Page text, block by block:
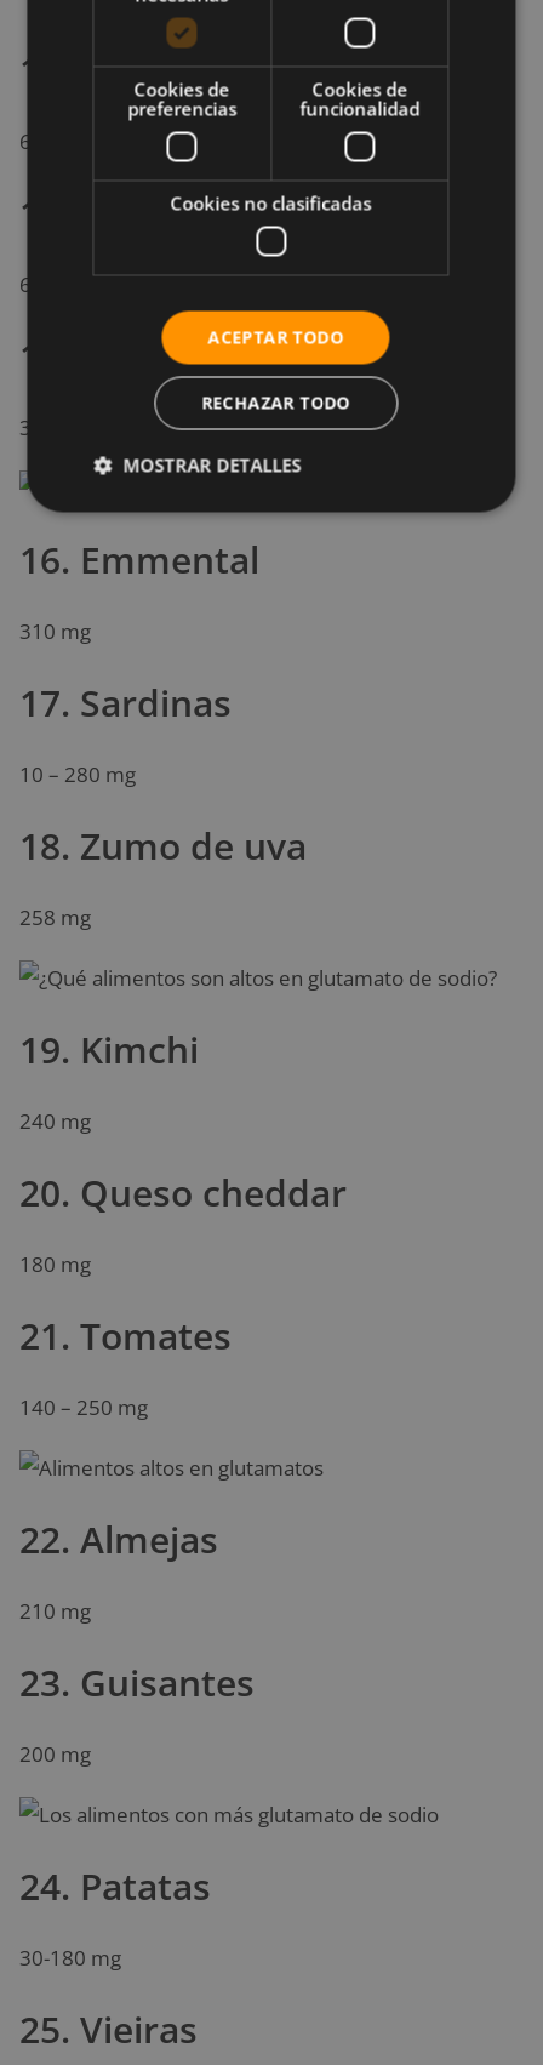
13. Anchoas
630 mg
14. Calamares salados
620 mg
15. Jamón curado
340 mg
16. Emmental
310 mg
17. Sardinas
10 – 280 mg
18. Zumo de uva
258 mg
19. Kimchi
240 mg
20. Queso cheddar
180 mg
21. Tomates
140 – 250 mg
22. Almejas
210 mg
23. Guisantes
200 mg
24. Patatas
30-180 mg
25. Vieiras
Cookies de
preferencias
Cookies de
funcionalidad
Cookies no clasificadas
ACEPTAR TODO
RECHAZAR TODO
MOSTRAR DETALLES